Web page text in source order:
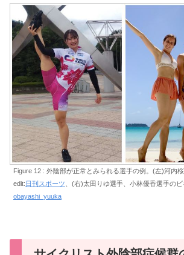
Figure 12 : 外陰部が正常とみられる選手の例。(左)河内
edit:日刊スポーツ 、(右)太田りゆ選手、小林優香選手の
obayashi_yuuka